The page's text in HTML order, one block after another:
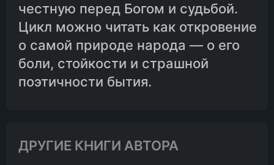
честную перед Богом и судьбой.
Цикл можно читать как откровение
о самой природе народа — о его
боли, стойкости и страшной
поэтичности бытия.
ДРУГИЕ КНИГИ АВТОРА